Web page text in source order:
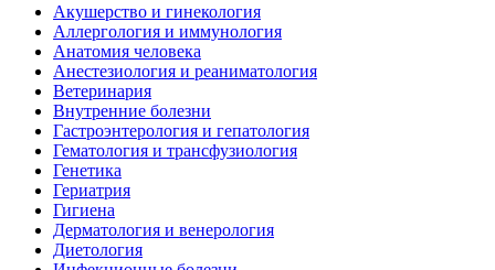
Акушерство и гинекология
Аллергология и иммунология
Анатомия человека
Анестезиология и реаниматология
Ветеринария
Внутренние болезни
Гастроэнтерология и гепатология
Гематология и трансфузиология
Генетика
Гериатрия
Гигиена
Дерматология и венерология
Диетология